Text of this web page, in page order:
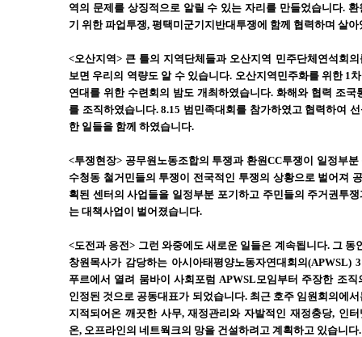
역의 문제를 상징적으로 알릴 수 있는 자리를 만들었습니다.
기 위한 파업투쟁, 평택미군기지반대투쟁에 함께 협력하며 살
<오산지역> 큰 틀의 지역단체들과 오산지역 민주단체연석회
보면 우리의 역량도 알 수 있습니다. 오산지역민주화를 위한 1
연대를 위한 수련회의 밤도 개최하였습니다. 화해와 협력 조
를 조직하였습니다. 8.15 범민족대회를 참가하였고 협력하여
한 일들을 함께 하였습니다.
<투쟁현장> 공무원노동조합의 투쟁과 환원CC투쟁이 일정부
수청동 철거민들의 투쟁이 전국적인 투쟁의 상황으로 벌어져
획된 센터의 사업들을 일정부분 포기하고 주민들의 주거권투
는 대책사업이 벌어졌습니다.
<도전과 응전> 그런 와중에도 새로운 일들은 계속됩니다. 그
창원목사가 감당하는 아시아태평양노동자연대회의(APWSL)
푸르에서 열려 뭄바이 사회포럼 APWSL모임부터 주장한 조
인정된 것으로 공동대표가 되었습니다. 최근 호주 임원회의에
지적되어온 깨끗한 사무, 재정관리와 자발적인 재정충당, 인
온, 오프라인의 네트웍크의 망을 건설하려고 계획하고 있습니다.